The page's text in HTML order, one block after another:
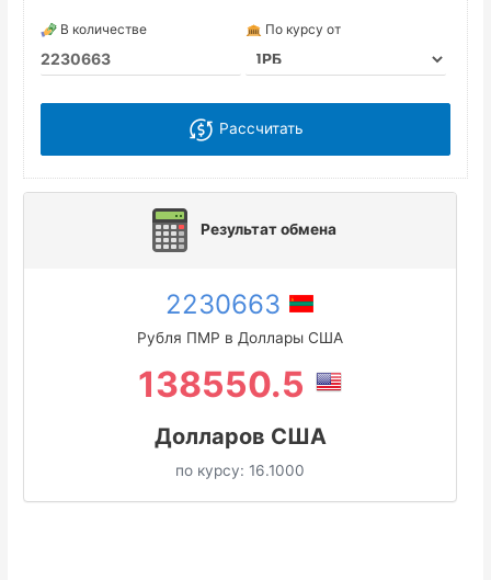
В количестве По курсу от
Рассчитать
Результат обмена
2230663
Рубля ПМР в Доллары США
138550.5
Долларов США
по курсу: 16.1000